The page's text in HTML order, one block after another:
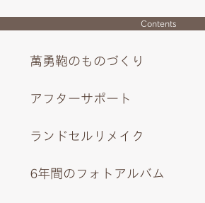
上品にあしらわれた花柄の内装。ティ
ト型のチャームは可愛いの象徴。
Contents
萬勇鞄のものづくり
アフターサポート
ランドセルリメイク
6年間のフォトアルバム